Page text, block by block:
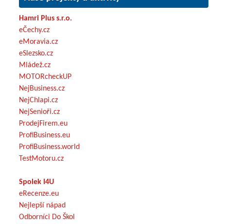
Hamri Plus s.r.o.
eČechy.cz
eMoravia.cz
eSlezsko.cz
Mládež.cz
MOTORcheckUP
NejBusiness.cz
NejChlapi.cz
NejSenioři.cz
ProdejFirem.eu
ProfiBusiness.eu
ProfiBusiness.world
TestMotoru.cz
Spolek I4U
eRecenze.eu
Nejlepší nápad
Odborníci Do Škol